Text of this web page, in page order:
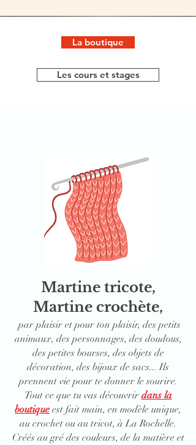
La boutique
Les cours et stages
Martine tricote,
Martine crochète,
par plaisir et pour ton plaisir, des petits
animaux, des personnages, des doudous,
des petites bourses, des objets de
décoration, des bijoux de sacs... Ils
prennent vie pour te donner le sourire.
Tout ce que tu vas découvrir dans la
boutique est fait main, en modèle unique,
au crochet ou au tricot, à La Rochelle.
Créés au gré des couleurs, de la matière et